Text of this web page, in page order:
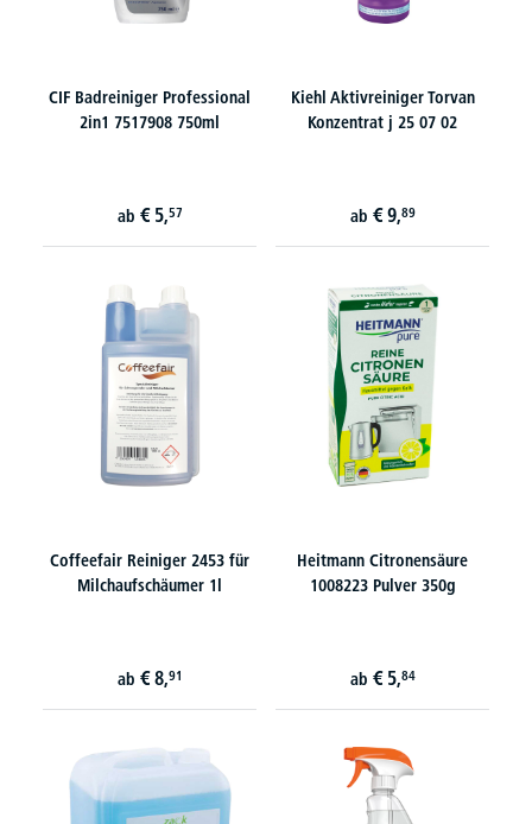
CIF Badreiniger Professional
2in1 7517908 750ml
ab € 5,57
Kiehl Aktivreiniger Torvan
Konzentrat j 25 07 02
ab € 9,89
Coffeefair Reiniger 2453 für
Milchaufschäumer 1l
ab € 8,91
Heitmann Citronensäure
1008223 Pulver 350g
ab € 5,84